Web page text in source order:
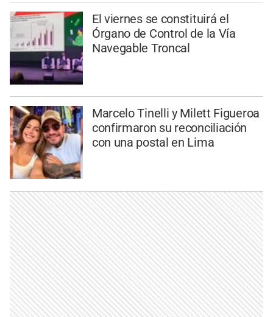
El viernes se constituirá el
Órgano de Control de la Vía
Navegable Troncal
Marcelo Tinelli y Milett Figueroa
confirmaron su reconciliación
con una postal en Lima